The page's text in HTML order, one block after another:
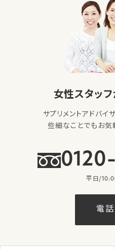
女性スタッ
サプリメントアドバイ
些細なことでもお気
平日/
電話